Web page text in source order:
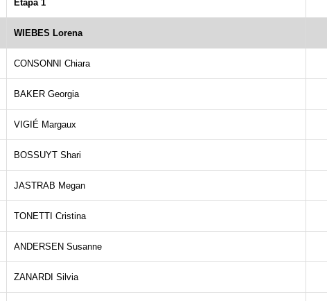
Etapa 1
WIEBES Lorena
CONSONNI Chiara
BAKER Georgia
VIGIÉ Margaux
BOSSUYT Shari
JASTRAB Megan
TONETTI Cristina
ANDERSEN Susanne
ZANARDI Silvia